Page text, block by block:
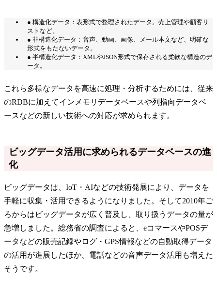
● 構造化データ：表形式で整理されたデータ。売上管理や顧客リ
ストなど。
● 非構造化データ：音声、動画、画像、メール本文など、明確な
形式をもたないデータ。
● 半構造化データ：XMLやJSON形式で保存される柔軟な構造のデ
ータ。
これら多様なデータを高速に処理・分析するためには、従来
のRDBに加えてインメモリデータベースや列指向データベ
ースなどの新しい技術への対応が求められます。
ビッグデータ活用に求められるデータベースの進
化
ビッグデータは、IoT・AIなどの技術発展により、データを
手軽に収集・活用できるようになりました。そして2010年ご
ろからはビッグデータが広く普及し、取り扱うデータの量が
急増しました。総務省の調査によると、eコマースやPOSデ
ータなどの販売記録やログ・GPS情報などの自動取得データ
の活用が進展したほか、電話などの音声データ活用も増えた
そうです。